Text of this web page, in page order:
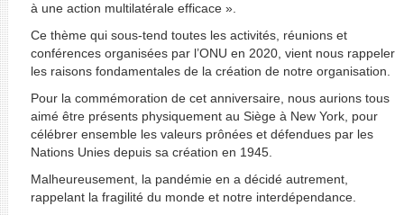
à une action multilatérale efficace ».
Ce thème qui sous-tend toutes les activités, réunions et
conférences organisées par l’ONU en 2020, vient nous rappeler
les raisons fondamentales de la création de notre organisation.
Pour la commémoration de cet anniversaire, nous aurions tous
aimé être présents physiquement au Siège à New York, pour
célébrer ensemble les valeurs prônées et défendues par les
Nations Unies depuis sa création en 1945.
Malheureusement, la pandémie en a décidé autrement,
rappelant la fragilité du monde et notre interdépendance.